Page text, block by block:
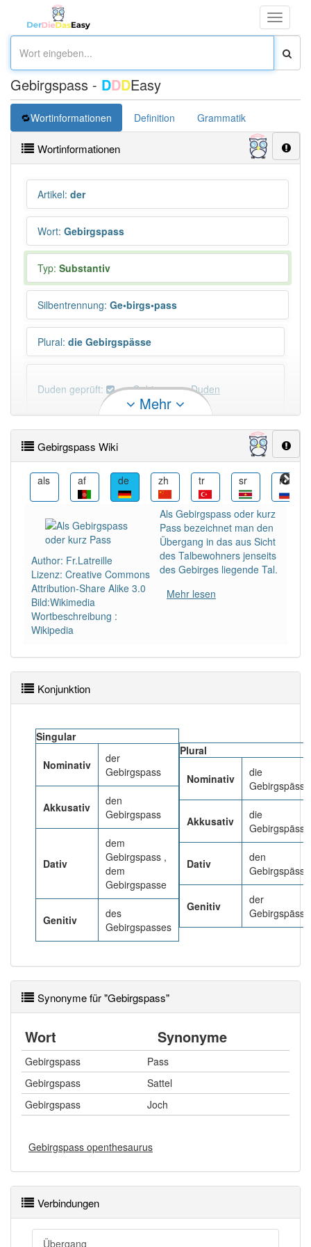
Toggle
Gebirgspass - DDDEasy
Wortinformationen Definition Grammatik
Wortinformationen
Artikel: der
Wort: Gebirgspass
Typ: Substantiv
Silbentrennung: Ge•birgs•pass
Plural: die Gebirgspässe
Duden geprüft: Gebirgspass Duden
PowerIndex:3
Häufigkeit: 4 von 10
Wörter mit Endung -gebirgspass: 1
Wörter mit Endung-gebirgspassaber mit einem
anderen Artikel der: 0
85% unserer Spielapp-Nutzer haben den Artikel
korrekt erraten.
Mehr
Gebirgspass Wiki
als af de zh tr sr ru
Author: Fr.Latreille
Lizenz: Creative Commons
Attribution-Share Alike 3.0
Bild:Wikimedia
Wortbeschreibung :
Wikipedia
Als Gebirgspass oder kurz
Pass bezeichnet man den
Übergang in das aus Sicht
des Talbewohners jenseits
des Gebirges liegende Tal.
Mehr lesen
Konjunktion
Singular
Nominativ
der
Gebirgspass
Akkusativ
den
Gebirgspass
Dativ
dem
Gebirgspass ,
dem
Gebirgspasse
Genitiv
des
Gebirgspasses
Plural
Nominativ
die
Gebirgspässe
Akkusativ
die
Gebirgspässe
Dativ
den
Genitiv
der
Gebirgspässe
Synonyme für "Gebirgspass"
Wort Synonyme
Gebirgspass
Pass
Gebirgspass
Sattel
Gebirgspass
Joch
Gebirgspass openthesaurus
Verbindungen
Übergang